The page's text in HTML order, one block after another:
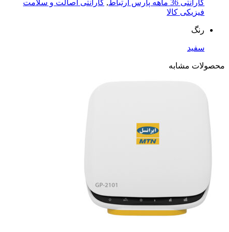
گارانتی 36 ماهه پارس ارتباط , گارانتی اصالت و سلامت
فیزیکی کالا
رنگ
سفید
محصولات مشابه